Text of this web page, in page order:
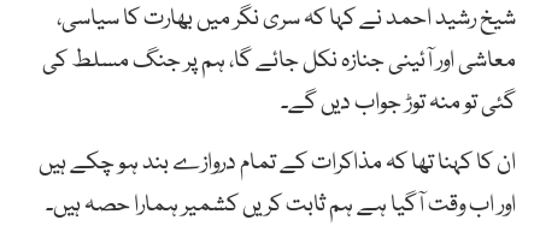
شیخ رشید احمد نے کہا کہ سری نگر میں بھارت کا سیاسی،
معاشی اور آئینی جنازہ نکل جائے گا، ہم پر جنگ مسلط کی
گئی تو منہ توڑ جواب دیں گے۔
ان کا کہنا تھا کہ مذاکرات کے تمام دروازے بند ہو چکے ہیں
اور اب وقت آگیا ہے ہم ثابت کریں کشمیر ہمارا حصہ ہیں۔